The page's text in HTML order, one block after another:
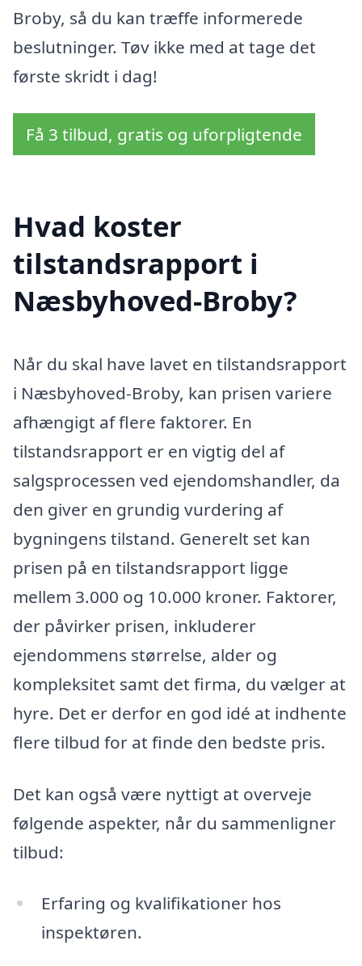
Broby, så du kan træffe informerede
beslutninger. Tøv ikke med at tage det
første skridt i dag!
Få 3 tilbud, gratis og uforpligtende
Hvad koster
tilstandsrapport i
Næsbyhoved-Broby?
Når du skal have lavet en tilstandsrapport
i Næsbyhoved-Broby, kan prisen variere
afhængigt af flere faktorer. En
tilstandsrapport er en vigtig del af
salgsprocessen ved ejendomshandler, da
den giver en grundig vurdering af
bygningens tilstand. Generelt set kan
prisen på en tilstandsrapport ligge
mellem 3.000 og 10.000 kroner. Faktorer,
der påvirker prisen, inkluderer
ejendommens størrelse, alder og
kompleksitet samt det firma, du vælger at
hyre. Det er derfor en god idé at indhente
flere tilbud for at finde den bedste pris.
Det kan også være nyttigt at overveje
følgende aspekter, når du sammenligner
tilbud:
Erfaring og kvalifikationer hos
inspektøren.